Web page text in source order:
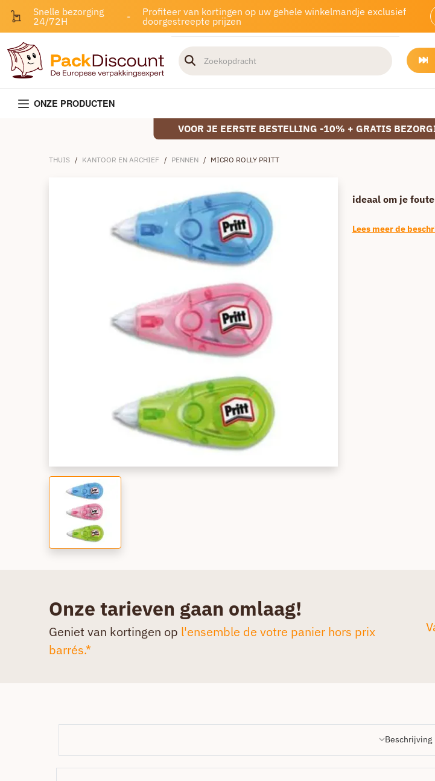
Snelle bezorging
24/72H
-
Profiteer van kortingen op uw gehele winkelmandje exclusief
doorgestreepte prijzen
ONZE PRODUCTEN
VOOR JE EERSTE BESTELLING -10% + GRATIS
THUIS / KANTOOR EN ARCHIEF / PENNEN / MICRO ROLLY PRITT
ideaal om je
Lees meer de
Onze tarieven gaan omlaag!
Geniet van kortingen op l'ensemble de votre panier hors prix
barrés.*
Beschrijving